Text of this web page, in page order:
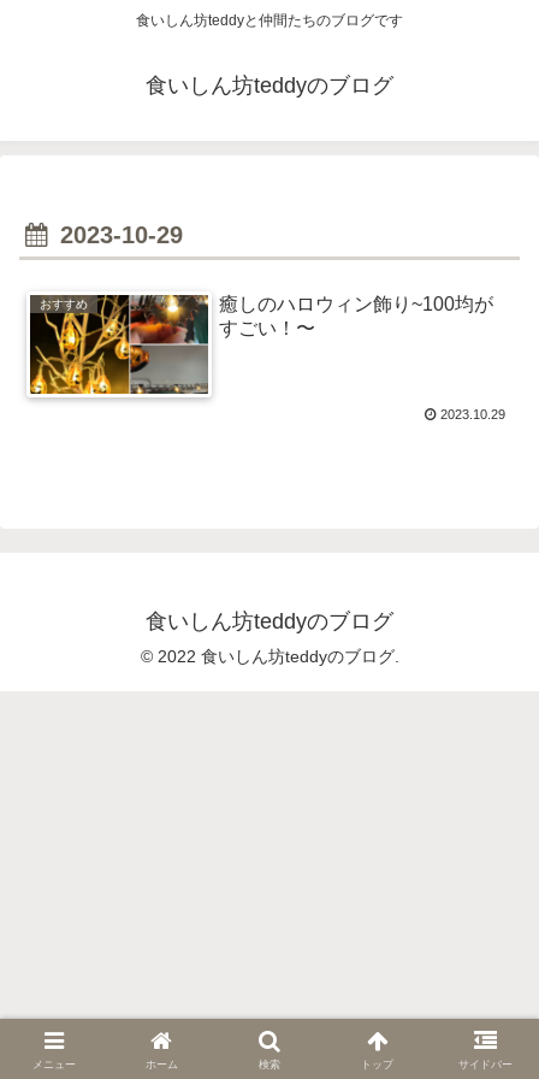
食いしん坊teddyと仲間たちのブログです
食いしん坊teddyのブログ
2023-10-29
おすすめ
癒しのハロウィン飾り~100均が
すごい！〜
2023.10.29
食いしん坊teddyのブログ
© 2022 食いしん坊teddyのブログ.
メニュー ホーム 検索 トップ サイドバー